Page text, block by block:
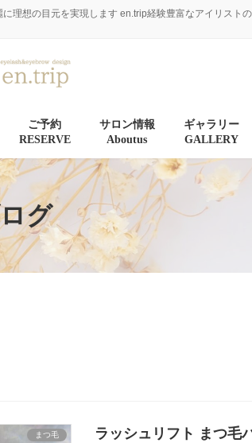
理想の目元を実現します en.trip経験豊富なアイリスト
ご予約
RESERVE
サロン情報
Aboutus
ギャラリー
GALLERY
グ
まつ毛
ラッシュリフト まつ毛